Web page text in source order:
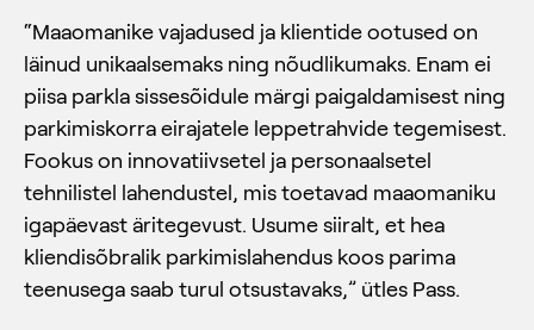
“Maaomanike vajadused ja klientide ootused on
läinud unikaalsemaks ning nõudlikumaks. Enam ei
piisa parkla sissesõidule märgi paigaldamisest ning
parkimiskorra eirajatele leppetrahvide tegemisest.
Fookus on innovatiivsetel ja personaalsetel
tehnilistel lahendustel, mis toetavad maaomaniku
igapäevast äritegevust. Usume siiralt, et hea
kliendisõbralik parkimislahendus koos parima
teenusega saab turul otsustavaks,” ütles Pass.